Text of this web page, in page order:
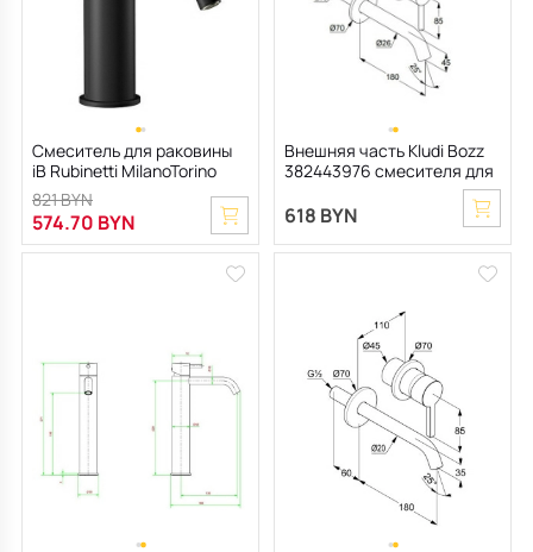
Смеситель для раковины
iB Rubinetti MilanoTorino
MT200NP, черный матовый
574.70 BYN
821 BYN
Внешняя часть Kludi Bozz
382443976 смесителя для
раковины, черный матовый
618 BYN